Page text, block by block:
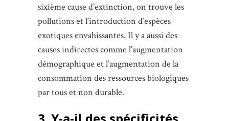
sixième cause d’extinction, on trouve les
pollutions et l’introduction d’espèces
exotiques envahissantes. Il y a aussi des
causes indirectes comme l’augmentation
démographique et l’augmentation de la
consommation des ressources biologiques
par tous et non durable.